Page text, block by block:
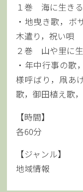
１巻 海に生きる
・地曳き歌，ボ
木遣り，祝い唄
２巻 山や里に生
・年中行事の歌
様呼ばり，凧あ
歌，御田植え歌
【時間】
各60分
【ジャンル】
地域情報